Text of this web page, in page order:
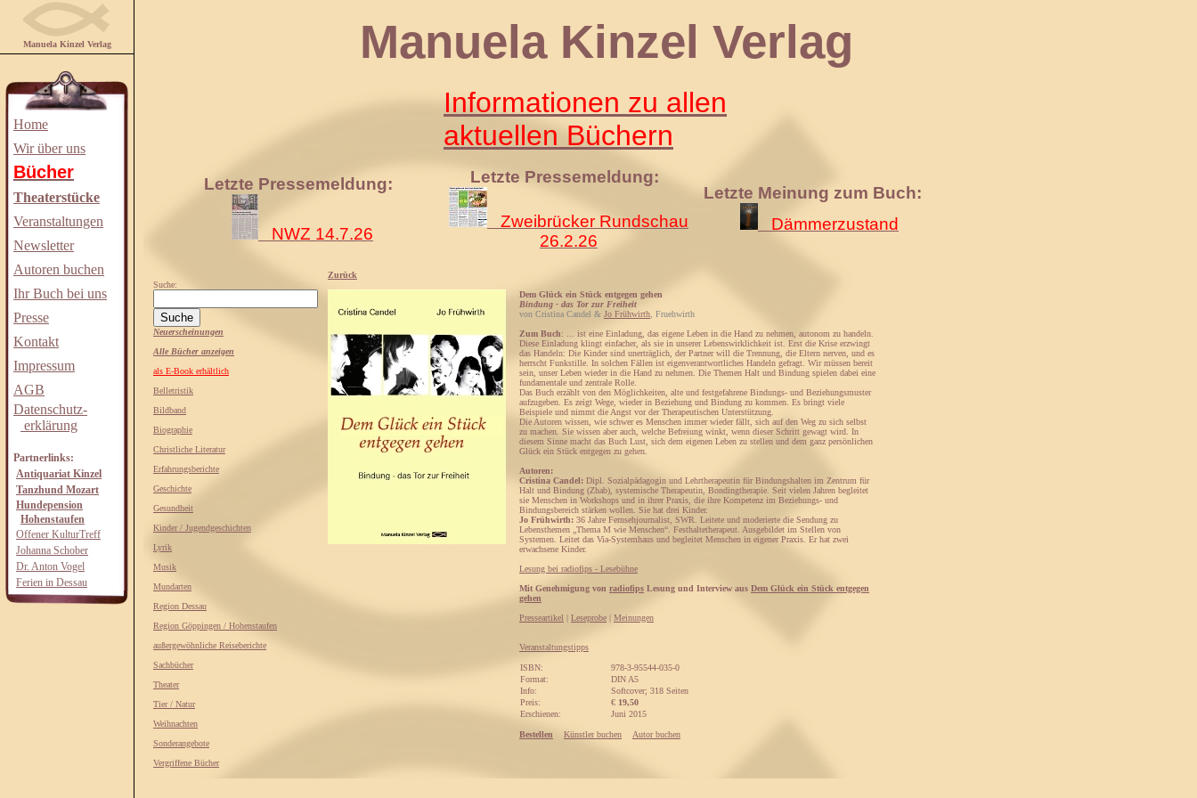
Manuela Kinzel Verlag
Home
Wir über uns
Bücher
Theaterstücke
Veranstaltungen
Newsletter
Autoren buchen
Ihr Buch bei uns
Presse
Kontakt
Impressum
AGB
Datenschutz-
erklärung
Partnerlinks:
Antiquariat Kinzel
Tanzhund Mozart
Hundepension
Hohenstaufen
Offener KulturTreff
Johanna Schober
Dr. Anton Vogel
Ferien in Dessau
Manuela Kinzel Verlag
Informationen zu allen
aktuellen Büchern
Letzte Pressemeldung:
NWZ 14.7.26
Letzte Pressemeldung:
Zweibrücker Rundschau
26.2.26
Letzte Meinung zum Buch:
Dämmerzustand
Suche:
Neuerscheinungen
Alle Bücher anzeigen
als E-Book erhältlich
Belletristik
Bildband
Biographie
Christliche Literatur
Erfahrungsberichte
Geschichte
Gesundheit
Kinder / Jugendgeschichten
Lyrik
Musik
Mundarten
Region Dessau
Region Göppingen / Hohenstaufen
außergewöhnliche Reiseberichte
Sachbücher
Theater
Tier / Natur
Weihnachten
Sonderangebote
Vergriffene Bücher
Zurück
Dem Glück ein Stück entgegen gehen
Bindung - das Tor zur Freiheit
von Cristina Candel & Jo Frühwirth , Fruehwirth
Zum Buch: ... ist eine Einladung, das eigene Leben in die Hand zu nehmen, autonom zu handeln.
Diese Einladung klingt einfacher, als sie in unserer Lebenswirklichkeit ist. Erst die Krise erzwingt
das Handeln: Die Kinder sind unerträglich, der Partner will die Trennung, die Eltern nerven, und es
herrscht Funkstille. In solchen Fällen ist eigenverantwortliches Handeln gefragt. Wir müssen bereit
sein, unser Leben wieder in die Hand zu nehmen. Die Themen Halt und Bindung spielen dabei eine
fundamentale und zentrale Rolle.
Das Buch erzählt von den Möglichkeiten, alte und festgefahrene Bindungs- und Beziehungsmuster
aufzugeben. Es zeigt Wege, wieder in Beziehung und Bindung zu kommen. Es bringt viele
Beispiele und nimmt die Angst vor der Therapeutischen Unterstützung.
Die Autoren wissen, wie schwer es Menschen immer wieder fällt, sich auf den Weg zu sich selbst
zu machen. Sie wissen aber auch, welche Befreiung winkt, wenn dieser Schritt gewagt wird. In
diesem Sinne macht das Buch Lust, sich dem eigenen Leben zu stellen und dem ganz persönlichen
Glück ein Stück entgegen zu gehen.
Autoren:
Cristina Candel: Dipl. Sozialpädagogin und Lehrtherapeutin für Bindungshalten im Zentrum für
Halt und Bindung (Zhab), systemische Therapeutin, Bondingtherapie. Seit vielen Jahren begleitet
sie Menschen in Workshops und in ihrer Praxis, die ihre Kompetenz im Beziehungs- und
Bindungsbereich stärken wollen. Sie hat drei Kinder.
Jo Frühwirth: 36 Jahre Fernsehjournalist, SWR. Leitete und moderierte die Sendung zu
Lebensthemen „Thema M wie Menschen“. Festhaltetherapeut. Ausgebildet im Stellen von
Systemen. Leitet das Via-Systemhaus und begleitet Menschen in eigener Praxis. Er hat zwei
erwachsene Kinder.
Lesung bei radiofips - Lesebühne
Mit Genehmigung von radiofips Lesung und Interview aus Dem Glück ein Stück entgegen
gehen
Presseartikel | Leseprobe | Meinungen
Veranstaltungstipps
ISBN:
978-3-95544-035-0
Format:
DIN A5
Info:
Softcover; 318 Seiten
Preis:
€ 19,50
Erschienen:
Juni 2015
Bestellen Künstler buchen Autor buchen